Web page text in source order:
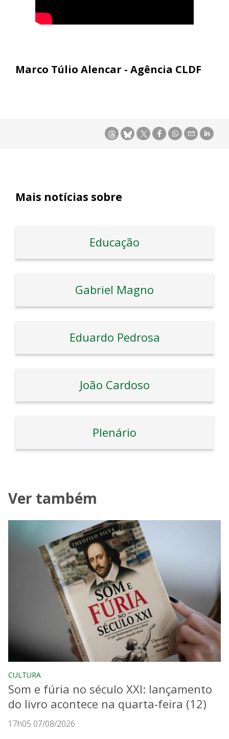
Marco Túlio Alencar - Agência CLDF
Mais notícias sobre
Educação
Gabriel Magno
Eduardo Pedrosa
João Cardoso
Plenário
Ver também
CULTURA
Som e fúria no século XXI: lançamento
do livro acontece na quarta-feira (12)
17h05 07/08/2026